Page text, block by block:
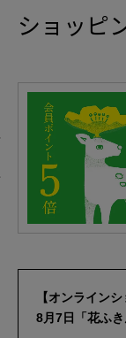
ショッピ
【オンライン
8月7日「花ふ